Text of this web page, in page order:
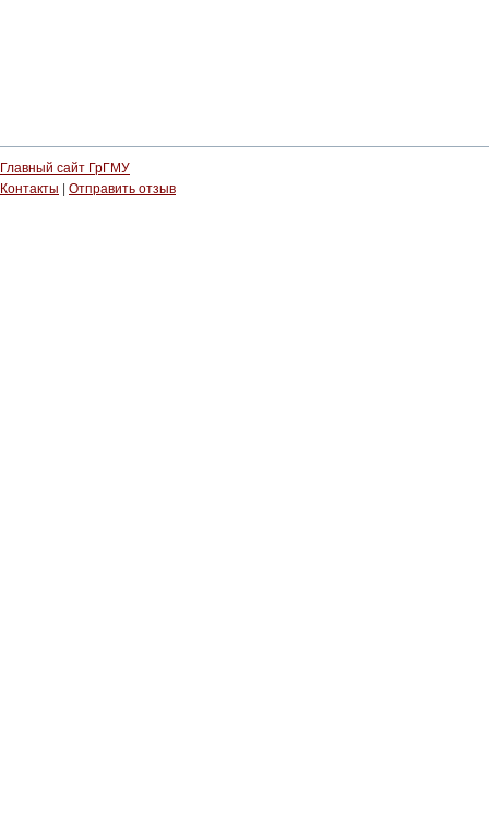
Главный сайт ГрГМУ
Контакты
Отправить отзыв